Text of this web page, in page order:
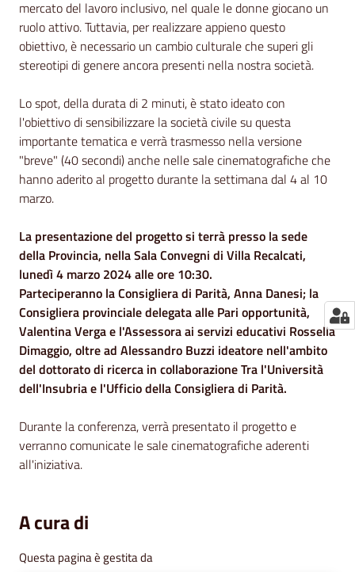
mercato del lavoro inclusivo, nel quale le donne giocano un
ruolo attivo. Tuttavia, per realizzare appieno questo
obiettivo, è necessario un cambio culturale che superi gli
stereotipi di genere ancora presenti nella nostra società.
Lo spot, della durata di 2 minuti, è stato ideato con
l'obiettivo di sensibilizzare la società civile su questa
importante tematica e verrà trasmesso nella versione
"breve" (40 secondi) anche nelle sale cinematografiche che
hanno aderito al progetto durante la settimana dal 4 al 10
marzo.
La presentazione del progetto si terrà presso la sede
della Provincia, nella Sala Convegni di Villa Recalcati,
lunedì 4 marzo 2024 alle ore 10:30.
Parteciperanno la Consigliera di Parità, Anna Danesi; la
Consigliera provinciale delegata alle Pari opportunità,
Valentina Verga e l'Assessora ai servizi educativi Rossella
Dimaggio, oltre ad Alessandro Buzzi ideatore nell'ambito
del dottorato di ricerca in collaborazione Tra l'Università
dell'Insubria e l'Ufficio della Consigliera di Parità.
Durante la conferenza, verrà presentato il progetto e
verranno comunicate le sale cinematografiche aderenti
all'iniziativa.
A cura di
Questa pagina è gestita da